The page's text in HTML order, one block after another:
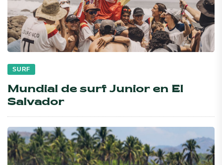
SURF
Mundial de surf Junior en El
Salvador